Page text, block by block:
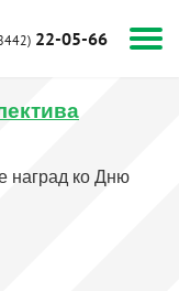
22-05-66
наград ко Дню